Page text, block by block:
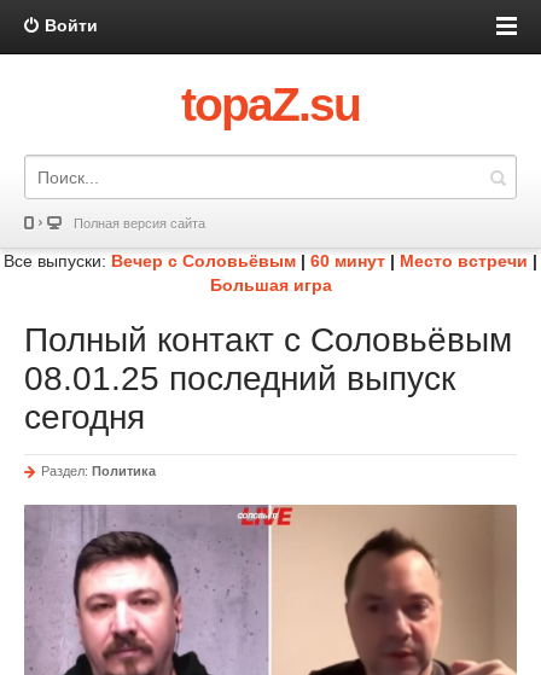
Войти
topaZ.su
Полная версия сайта
Все выпуски: Вечер с Соловьёвым | 60 минут | Место встречи |
Большая игра
Полный контакт с Соловьёвым
08.01.25 последний выпуск
сегодня
Раздел: Политика